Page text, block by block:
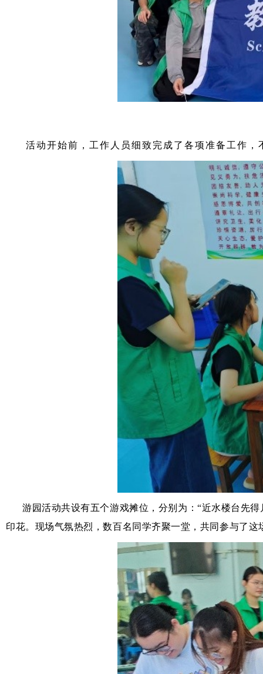
活动开始前，工作人员细致完成了各项准备工作
游园活动共设有五个游戏摊位，分别为：“近水楼台先
印花。现场气氛热烈，数百名同学齐聚一堂，共同参与了